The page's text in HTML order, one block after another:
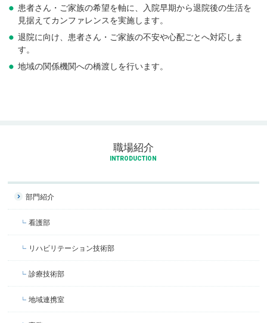
患者さん・ご家族の希望を軸に、入院早期から退院後の生活を
見据えてカンファレンスを実施します。
退院に向け、患者さん・ご家族の不安や心配ごとへ対応しま
す。
地域の関係機関への橋渡しを行います。
職場紹介
INTRODUCTION
部門紹介
看護部
リハビリテーション技術部
診療技術部
地域連携室